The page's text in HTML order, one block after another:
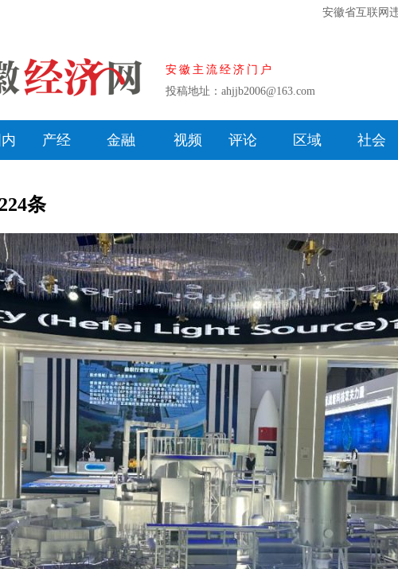
安徽省互联网
安徽主流经济门户
投稿地址：ahjjb2006@163.com
产经 金融 视频 评论 区域 社会
224条